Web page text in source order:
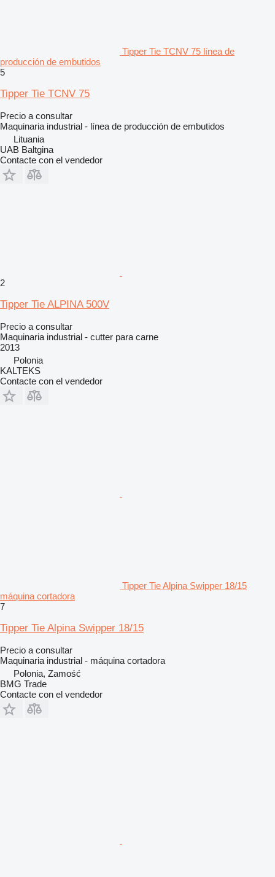
Tipper Tie TCNV 75 línea de
producción de embutidos
5
Tipper Tie TCNV 75
Precio a consultar
Maquinaria industrial - línea de producción de embutidos
Lituania
UAB Baltgina
Contacte con el vendedor
2
Tipper Tie ALPINA 500V
Precio a consultar
Maquinaria industrial - cutter para carne
2013
Polonia
KALTEKS
Contacte con el vendedor
Tipper Tie Alpina Swipper 18/15
máquina cortadora
7
Tipper Tie Alpina Swipper 18/15
Precio a consultar
Maquinaria industrial - máquina cortadora
Polonia, Zamość
BMG Trade
Contacte con el vendedor